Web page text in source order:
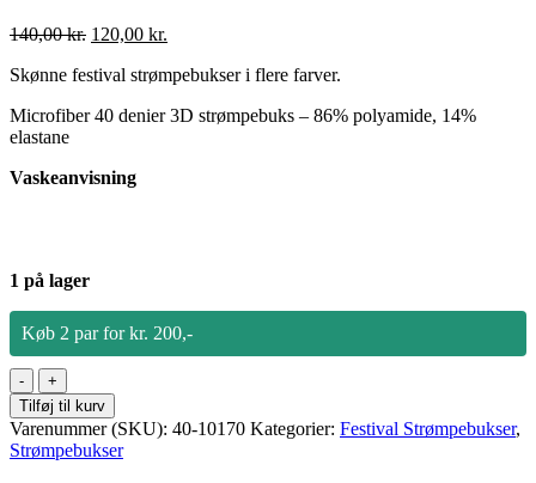
140,00kr. Den
pris
140,00 kr..
120,00 kr.
pris
120,00 kr..
Skønne festival strømpebukser i flere farver.
Microfiber 40 denier 3D strømpebuks – 86% polyamide, 14%
elastane
Vaskeanvisning
1 på lager
Køb 2 par for kr. 200,-
Festival
strømpebukser
-
Blomme
-
Tilføj til kurv
Varenummer (SKU): 40-10170 Kategorier: Festival Strømpebukser,
Strømpebukser